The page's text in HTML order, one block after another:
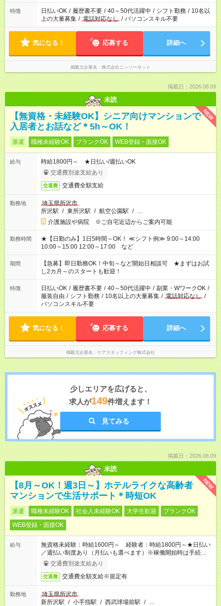
特徴 日払いOK / 履歴書不要 / 40～50代活躍中 / シフト勤務 / 10名以
上の大量募集 / 電話対応なし / パソコンスキル不要
気になる！ 応募する 詳細へ
掲載元企業名 株式会社ニッソーネット
掲載日：2026.08.09
未読
NEW
【無資格・未経験OK】シニア向けマンションで
入居者とお話など＊5h～OK！
派遣 職種未経験OK ブランクOK WEB登録・面接OK
給与
時給1800円～ ★日払い/週払いOK
交通費別途支給あり
交通費 交通費全額支給
勤務地
埼玉県所沢市
所沢駅 / 東所沢駅 / 航空公園駅 / …
介護施設や病院 ※ご自宅近辺からご案内可能
勤務時間
★【日勤のみ】1日5時間～OK！ ≪シフト例≫ 9:00～14:00
10:00～15:00 12:00～17:00 など
期間
【急募】即日勤務OK！中旬～など開始日相談可 ★まずはお試
し2カ月～のスタートも歓迎！
特徴 日払いOK / 履歴書不要 / 40～50代活躍中 / 副業・WワークOK /
服装自由 / シフト勤務 / 10名以上の大量募集 / 電話対応なし /
パソコンスキル不要
気になる！ 応募する 詳細へ
掲載元企業名 ケアスタッフィング株式会社
少しエリアを広げると、
求人が149件増えます！
見てみる
掲載日：2026.08.09
未読
NEW
【8月～OK！週3日～】ホテルライクな高齢者
マンションで生活サポート＊時短OK
派遣 職種未経験OK 社会人未経験OK 大学生歓迎
ブランクOK
WEB登録・面接OK
給与
無資格未経験：時給1600円～ 経験者：時給1800円～★日払い
／週払い制度あり（月払いも選べます）※稼働開始時は手続き完
了次第のお支払いとなります。
交通費別途支給あり
交通費 交通費全額支給※規定有
勤務地
埼玉県所沢市
新所沢駅 / 小手指駅 / 西武球場前駅 / …